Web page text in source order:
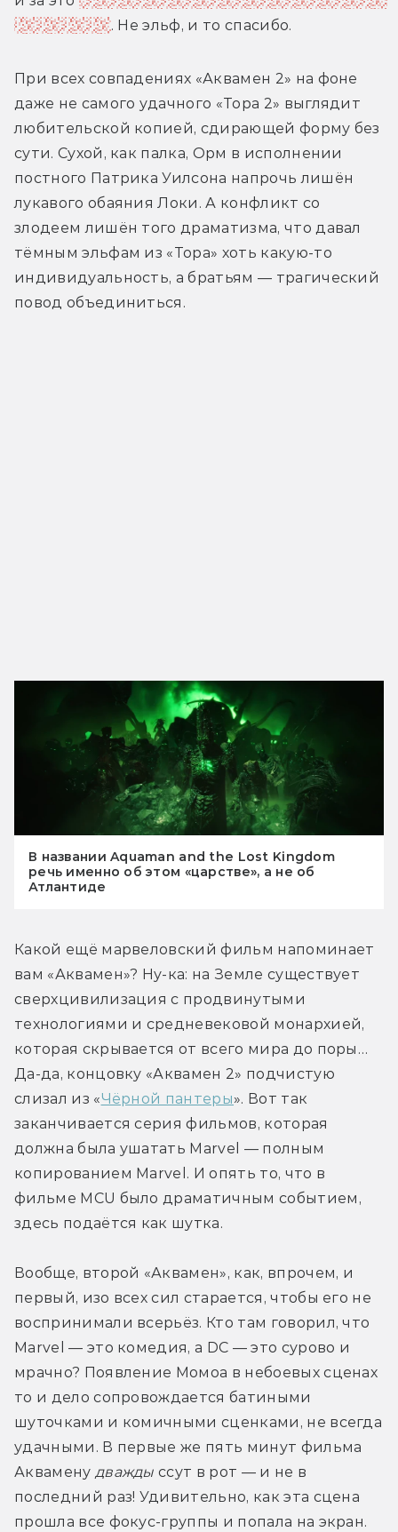
его во льдах. Не эльф, и то спасибо.
При всех совпадениях «Аквамен 2» на фоне
даже не самого удачного «Тора 2» выглядит
любительской копией, сдирающей форму без
сути. Сухой, как палка, Орм в исполнении
постного Патрика Уилсона напрочь лишён
лукавого обаяния Локи. А конфликт со
злодеем лишён того драматизма, что давал
тёмным эльфам из «Тора» хоть какую-то
индивидуальность, а братьям — трагический
повод объединиться.
В названии Aquaman and the Lost Kingdom
речь именно об этом «царстве», а не об
Атлантиде
Какой ещё марвеловский фильм напоминает
вам «Аквамен»? Ну-ка: на Земле существует
сверхцивилизация с продвинутыми
технологиями и средневековой монархией,
которая скрывается от всего мира до поры…
Да-да, концовку «Аквамен 2» подчистую
слизал из «Чёрной пантеры». Вот так
заканчивается серия фильмов, которая
должна была ушатать Marvel — полным
копированием Marvel. И опять то, что в
фильме MCU было драматичным событием,
здесь подаётся как шутка.
Вообще, второй «Аквамен», как, впрочем, и
первый, изо всех сил старается, чтобы его не
воспринимали всерьёз. Кто там говорил, что
Marvel — это комедия, а DC — это сурово и
мрачно? Появление Момоа в небоевых сценах
то и дело сопровождается батиными
шуточками и комичными сценками, не всегда
удачными. В первые же пять минут фильма
Аквамену дважды ссут в рот — и не в
последний раз! Удивительно, как эта сцена
прошла все фокус-группы и попала на экран.